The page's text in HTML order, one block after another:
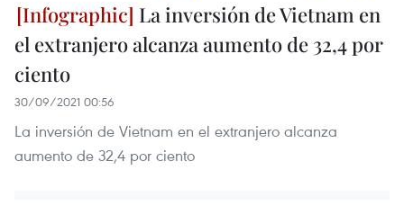
La inversión de Vietnam en
el extranjero alcanza aumento de 32,4 por
ciento
30/09/2021 00:56
La inversión de Vietnam en el extranjero alcanza
aumento de 32,4 por ciento